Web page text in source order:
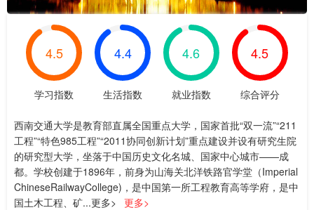
4.5
学习指数
4.4
生活指数
4.6
就业指数
4.5
综合评分
西南交通大学是教育部直属全国重点大学，国家首批“双一流”“211
工程”“特色985工程”“2011协同创新计划”重点建设并设有研究生院
的研究型大学，坐落于中国历史文化名城、国家中心城市——成
都。学校创建于1896年，前身为山海关北洋铁路官学堂（Imperial
ChineseRailwayCollege)，是中国第一所工程教育高等学府，是中
国土木工程、矿...更多> 更多>